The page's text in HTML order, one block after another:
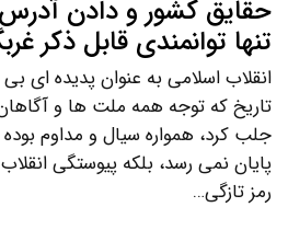
حقایق کشور و دادن
تنها توانمندی قابل ذکر
انقلاب اسلامی به عنوان پدیده ای
تاریخ که توجه همه ملت ها و
جلب کرد، همواره سیال و مداوم بوده
پایان نمی رسد، بلکه پیوستگی
رمز تازگی…